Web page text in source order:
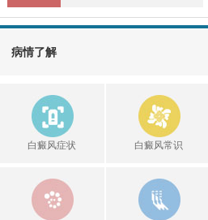
病情了解
白癜风症状 白癜风常识